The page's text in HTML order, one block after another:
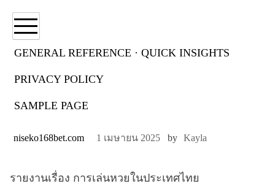
GENERAL REFERENCE · QUICK INSIGHTS
PRIVACY POLICY
SAMPLE PAGE
3 Ways To enhance Niseko168 เข้าสู่ระบบ
niseko168bet.com 1 เมษายน 2025 by Kayla
รายงานเรื่อง การเล่นหวยในประเทศไทย